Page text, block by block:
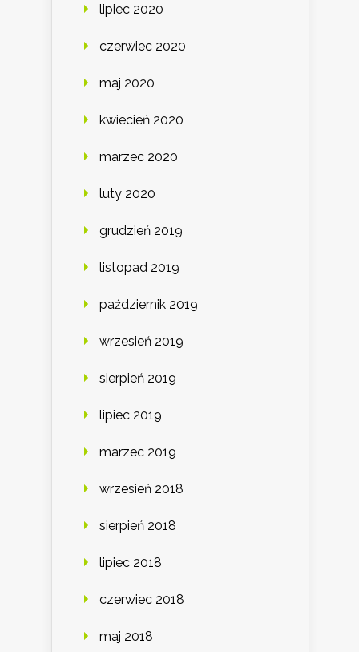
lipiec 2020
czerwiec 2020
maj 2020
kwiecień 2020
marzec 2020
luty 2020
grudzień 2019
listopad 2019
październik 2019
wrzesień 2019
sierpień 2019
lipiec 2019
marzec 2019
wrzesień 2018
sierpień 2018
lipiec 2018
czerwiec 2018
maj 2018